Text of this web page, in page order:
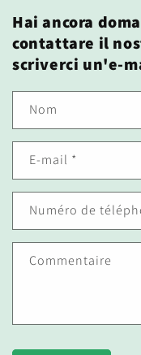
Hai ancora
contattare il
scriverci un'e-
Nom
E-mail *
Numéro de
Commentaire